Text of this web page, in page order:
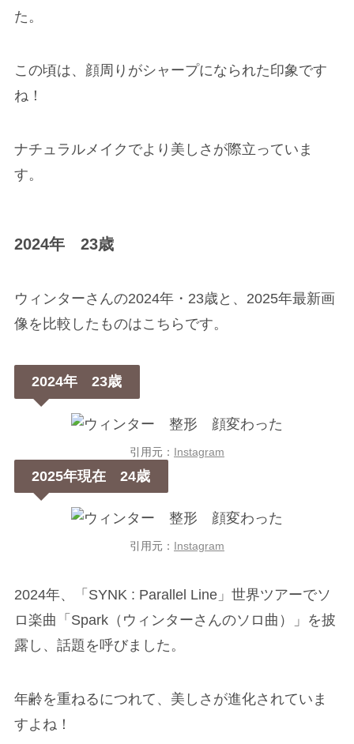
た。
この頃は、顔周りがシャープになられた印象です
ね！
ナチュラルメイクでより美しさが際立っていま
す。
2024年 23歳
ウィンターさんの2024年・23歳と、2025年最新画
像を比較したものはこちらです。
2024年 23歳
引用元： Instagram
2025年現在 24歳
引用元： Instagram
2024年、「SYNK : Parallel Line」世界ツアーでソ
ロ楽曲「Spark（ウィンターさんのソロ曲）」を披
露し、話題を呼びました。
年齢を重ねるにつれて、美しさが進化されていま
すよね！